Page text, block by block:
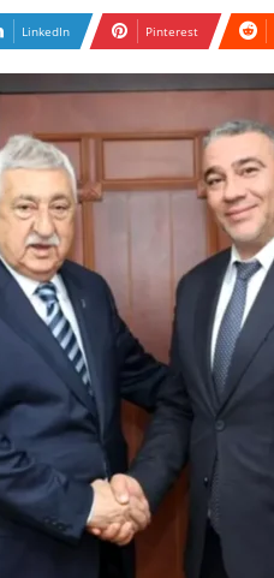
LinkedIn Pinterest